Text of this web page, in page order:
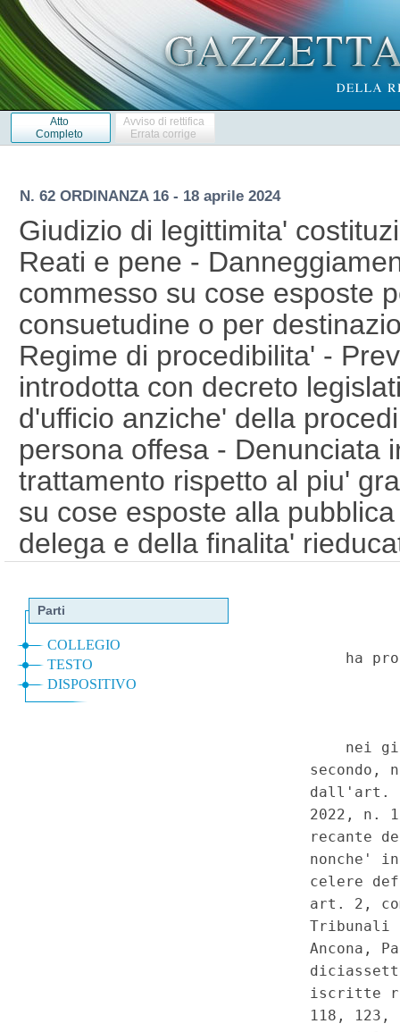
Atto
Completo
Avviso di rettifica
Errata corrige
N. 62 ORDINANZA 16 - 18 aprile 2024
Giudizio di legittimita'
Reati e pene -
commesso su cose esposte
consuetudine o per
Regime di procedibilita' -
introdotta con decreto
d'ufficio anziche' della
persona offesa - Denunciata
trattamento rispetto al piu'
su cose esposte alla
delega e della finalita'
- Codice penale, art. 635,
quinto, nel testo introdotto
del decreto legislativo 10
Costituzione, art. 3, 27, 76,
fondamentali, art. 6. (T-
Corte Costituzionale n.17